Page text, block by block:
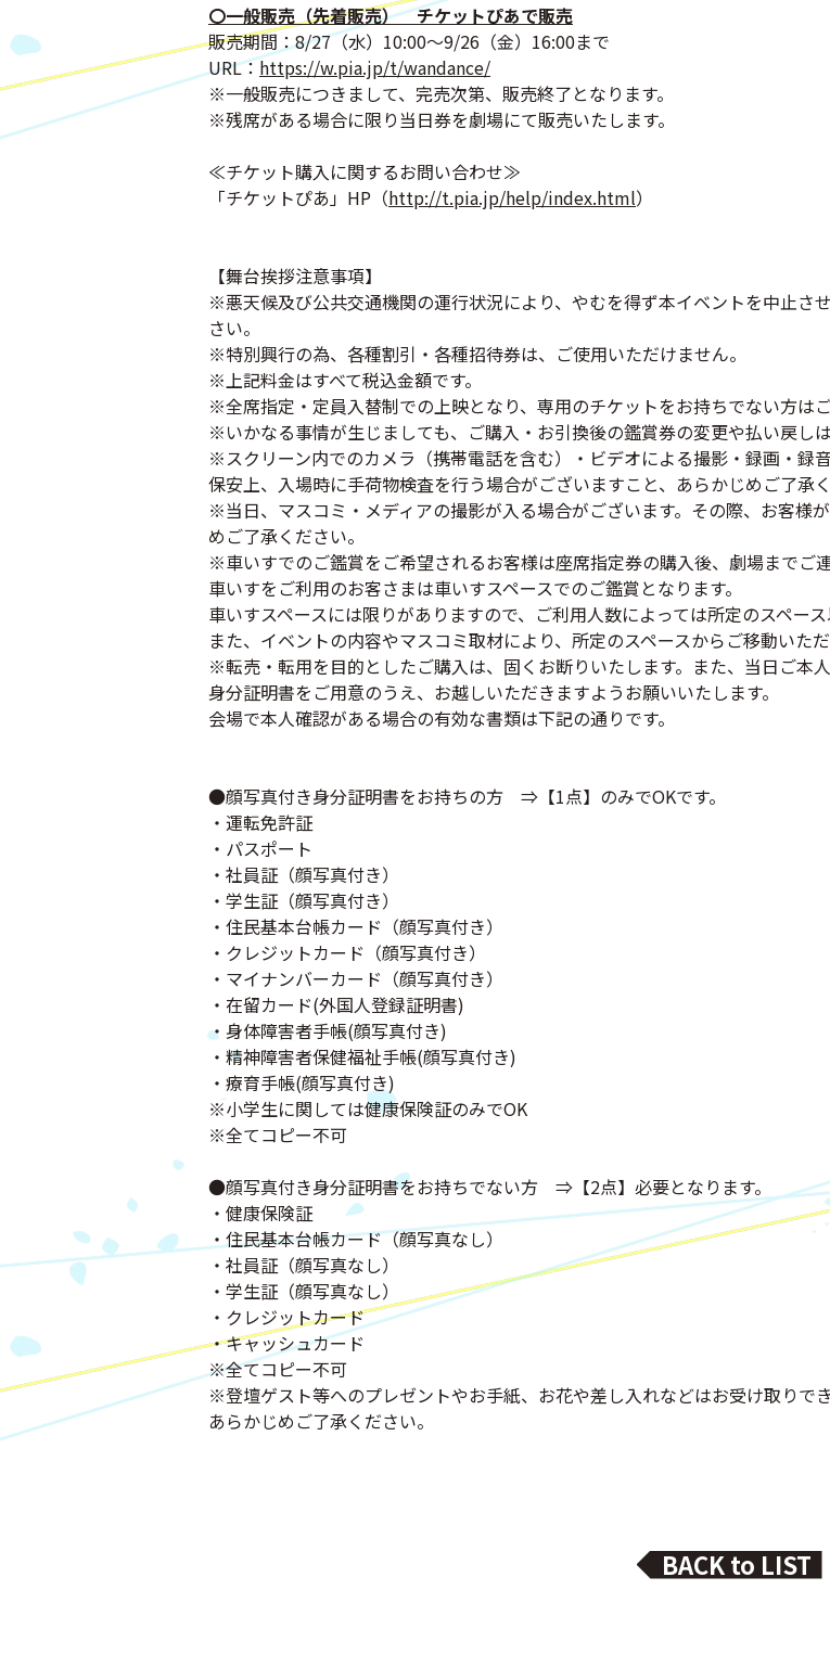
〇一般販売（先着販売） チケットぴあで販売
販売期間：8/27（水）10:00～9/26（金）16:00まで
URL：https://w.pia.jp/t/wandance/
※一般販売につきまして、完売次第、販売終了となります。
※残席がある場合に限り当日券を劇場にて販売いたします。
≪チケット購入に関するお問い合わせ≫
「チケットぴあ」HP（http://t.pia.jp/help/index.html）
【舞台挨拶注意事項】
※悪天候及び公共交通機関の運行状況により、やむを得ず本イベントを中止さ
さい。
※特別興行の為、各種割引・各種招待券は、ご使用いただけません。
※上記料金はすべて税込金額です。
※全席指定・定員入替制での上映となり、専用のチケットをお持ちでない方は
※いかなる事情が生じましても、ご購入・お引換後の鑑賞券の変更や払い戻しは
※スクリーン内でのカメラ（携帯電話を含む）・ビデオによる撮影・録画・録
保安上、入場時に手荷物検査を行う場合がございますこと、あらかじめご了承く
※当日、マスコミ・メディアの撮影が入る場合がございます。その際、お客様
めご了承ください。
※車いすでのご鑑賞をご希望されるお客様は座席指定券の購入後、劇場までご連
車いすをご利用のお客さまは車いすスペースでのご鑑賞となります。
車いすスペースには限りがありますので、ご利用人数によっては所定のスペー
また、イベントの内容やマスコミ取材により、所定のスペースからご移動いた
※転売・転用を目的としたご購入は、固くお断りいたします。また、当日ご本
身分証明書をご用意のうえ、お越しいただきますようお願いいたします。
会場で本人確認がある場合の有効な書類は下記の通りです。
●顔写真付き身分証明書をお持ちの方 ⇒【1点】のみでOKです。
・運転免許証
・パスポート
・社員証（顔写真付き）
・学生証（顔写真付き）
・住民基本台帳カード（顔写真付き）
・クレジットカード（顔写真付き）
・マイナンバーカード（顔写真付き）
・在留カード(外国人登録証明書)
・身体障害者手帳(顔写真付き)
・精神障害者保健福祉手帳(顔写真付き)
・療育手帳(顔写真付き)
※小学生に関しては健康保険証のみでOK
※全てコピー不可
●顔写真付き身分証明書をお持ちでない方 ⇒【2点】必要となります。
・健康保険証
・住民基本台帳カード（顔写真なし）
・社員証（顔写真なし）
・学生証（顔写真なし）
・クレジットカード
・キャッシュカード
※全てコピー不可
※登壇ゲスト等へのプレゼントやお手紙、お花や差し入れなどはお受け取りで
あらかじめご了承ください。
BACK to LIST